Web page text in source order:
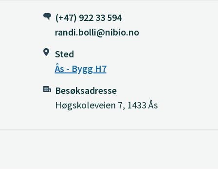
(+47) 922 33 594
randi.bolli@nibio.no
Sted
Ås - Bygg H7
Besøksadresse
Høgskoleveien 7, 1433 Ås